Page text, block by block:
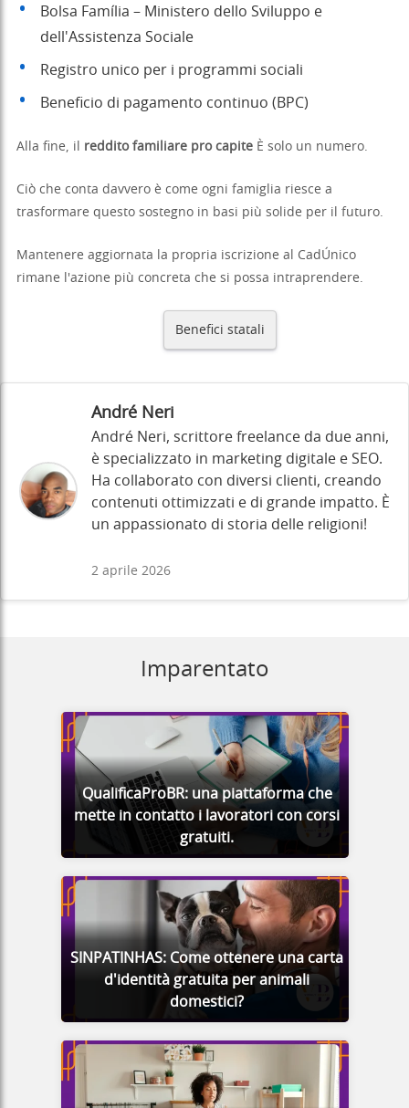
Bolsa Família – Ministero dello Sviluppo e
dell'Assistenza Sociale
Registro unico per i programmi sociali
Beneficio di pagamento continuo (BPC)
Alla fine, il reddito familiare pro capite È solo un numero.
Ciò che conta davvero è come ogni famiglia riesce a
trasformare questo sostegno in basi più solide per il futuro.
Mantenere aggiornata la propria iscrizione al CadÚnico
rimane l'azione più concreta che si possa intraprendere.
Benefici statali
André Neri
André Neri, scrittore freelance da due anni,
è specializzato in marketing digitale e SEO.
Ha collaborato con diversi clienti, creando
contenuti ottimizzati e di grande impatto. È
un appassionato di storia delle religioni!
2 aprile 2026
Imparentato
QualificaProBR: una piattaforma che
mette in contatto i lavoratori con corsi
gratuiti.
SINPATINHAS: Come ottenere una carta
d'identità gratuita per animali
domestici?